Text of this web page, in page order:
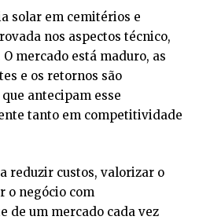
solar em cemitérios e
nos aspectos técnico,
mercado está maduro, as
e os retornos são
antecipam esse
tanto em competitividade
reduzir custos, valorizar o
o negócio com
de um mercado cada vez